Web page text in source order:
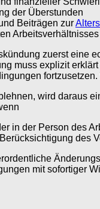
der Überstunden
Beiträgen zur
zuerst eine
muss explizit
wird daraus
in der Person des
des
mit sofortiger